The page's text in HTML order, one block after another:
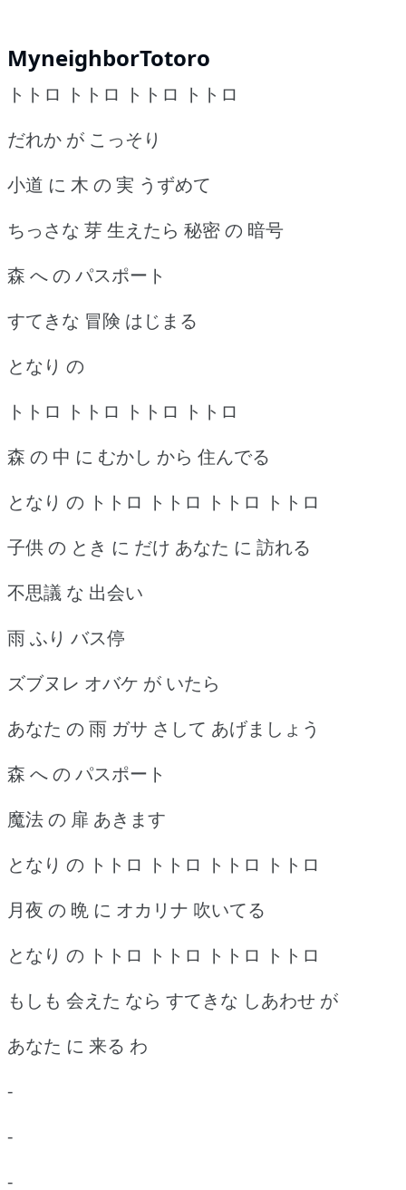
MyneighborTotoro
トトロ トトロ トトロ トトロ
だれか が こっそり
小道 に 木 の 実 うずめて
ちっさな 芽 生えたら 秘密 の 暗号
森 へ の パスポート
すてきな 冒険 はじまる
となり の
トトロ トトロ トトロ トトロ
森 の 中 に むかし から 住んでる
となり の トトロ トトロ トトロ トトロ
子供 の とき に だけ あなた に 訪れる
不思議 な 出会い
雨 ふり バス停
ズブヌレ オバケ が いたら
あなた の 雨 ガサ さして あげましょう
森 へ の パスポート
魔法 の 扉 あきます
となり の トトロ トトロ トトロ トトロ
月夜 の 晩 に オカリナ 吹いてる
となり の トトロ トトロ トトロ トトロ
もしも 会えた なら すてきな しあわせ が
あなた に 来る わ
-
-
-